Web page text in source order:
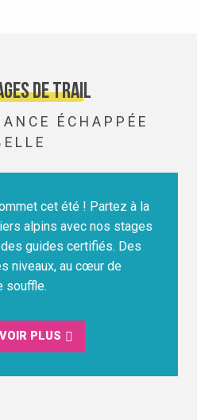
de trail
ÉCHAPPÉE
cet été ! Partez à la
alpins avec nos stages
guides certifiés. Des
niveaux, au cœur de
souffle.
PLUS